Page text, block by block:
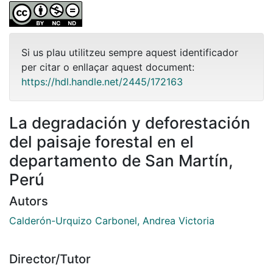
Si us plau utilitzeu sempre aquest identificador
per citar o enllaçar aquest document:
https://hdl.handle.net/2445/172163
La degradación y deforestación
del paisaje forestal en el
departamento de San Martín,
Perú
Autors
Calderón-Urquizo Carbonel, Andrea Victoria
Director/Tutor